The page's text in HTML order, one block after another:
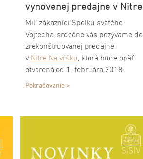
vynovenej predajne v Nitre
Milí zákazníci Spolku svätého
Vojtecha, srdečne vás pozývame do
zrekonštruovanej predajne
vNitre Na vŕšku, ktorá bude opäť
otvorená od 1. februára 2018.
Otvorená bude od pondelka do
Zoborom môžete navštíviť aj
bude až do
odvolania zatvorená.
Pokračovanie >